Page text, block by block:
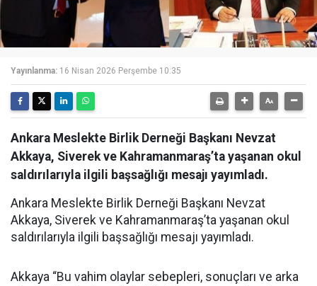
Yayınlanma: 16 Nisan 2026 Perşembe 10:35
Ankara Meslekte Birlik Derneği Başkanı Nevzat
Akkaya, Siverek ve Kahramanmaraş’ta yaşanan okul
saldırılarıyla ilgili başsağlığı mesajı yayımladı.
Ankara Meslekte Birlik Derneği Başkanı Nevzat
Akkaya, Siverek ve Kahramanmaraş’ta yaşanan okul
saldırılarıyla ilgili başsağlığı mesajı yayımladı.
Akkaya “Bu vahim olaylar sebepleri, sonuçları ve arka